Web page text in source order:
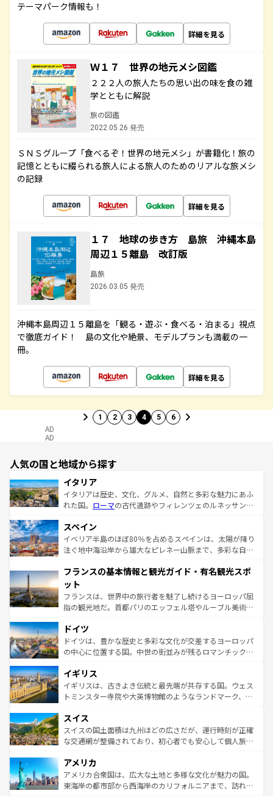
テーマパーク情報も！
詳細を見る
Ｗ１７ 世界の地元メシ図鑑
２２２人の旅人たちの思い出の味を食の雑
学とともに解説
旅の図鑑
2022.05.26 発売
ＳＮＳグループ「食べるぞ！世界の地元メシ」が書籍化！旅の
記憶とともに綴られる旅人による旅人のためのリアルな旅メシ
の記録
詳細を見る
１７ 地球の歩き方 島旅 沖縄本島
周辺１５離島 改訂版
島旅
2026.03.05 発売
沖縄本島周辺１５離島を「観る・遊ぶ・食べる・泊まる」視点
で徹底ガイド！ 島の文化や絶景、モデルプランも満載の一
冊。
詳細を見る
1 2 3 4 5 6
AD
AD
人気の国と地域から探す
イタリア
イタリアは歴史、文化、グルメ、自然と多彩な魅力にあふ
れた国。 ローマの古代遺跡やフィレンツェのルネッサンス
ろん、トスカーナの美しい田園風景やアマルフィ海岸の絶
景など、自然景観も見逃せない。観光の合間には、本場の
ピザやパスタなど、絶品のイタリア料理を堪能することも
ませてくれるイタリアで、忘れられない旅をしてみよう！
なお、新着のイタリア情報は
しい。
スペイン
イベリア半島のほぼ80％を占めるスペインは、太陽が降り
注ぐ地中海沿岸から雄大なピレネー山脈まで、多彩な自然
文化が根付くこの国では、情熱的なフラメンコ、熱気あふ
れる闘牛、そして美味しいタパスが生活の一部となってい
る。首都マドリードの洗練された雰囲気や、バルセロナの
アートに溢れた街角から、地方では古代ローマ遺跡や中世
せる。地方によって風土や気候が異なるスペインはその個
性で訪れる人を魅了する。 なお、新着のスペイン情報は コ
ンテンツ一覧を参照してほしい。
フランスの基本情報と観光ガイド・有名観光スポ
ット
フランスは、世界中の旅行者を魅了し続けるヨーロッパ屈
指の観光地だ。首都パリのエッフェル塔やルーブル美術館
で、幅広い魅力が詰まっている。華麗な宮殿、歴史的な大
聖堂、美しいビーチ、そして豊かな自然が、訪れる者を心
から魅了する。また、フランスは美食の国としても知ら
いる。シャンパンの発祥地であるランス、プロヴァンスの
香り高いラベンダー畑など、多彩な楽しみ方が可能だ。さ
らに、パリ以外の地域にも魅力が溢れており、どの街角に
れる地方に足を運ぶとそれぞれで全く異なる文化を体験で
きるだろう。 なお、新着のフランス情報はコンテンツ一覧
を参照してほしい。
ドイツ
ドイツは、豊かな歴史と多彩な文化が交差するヨーロッパ
の中心に位置する国。中世の街並みが残るロマンチック街
顔を持つこの国は、どこを歩いても飽きることがない。ベ
ルリンの文化的活気、バイエルン州のアルプスの絶景、そ
してライン川沿いのワイン畑といった風景は必見。ビール
は、お酒好きな人にはぜひ体験してほしい。 なお、新着の
ドイツ情報はコンテンツ一覧を参照してほしい。
イギリス
イギリスは、古きよき伝統と最先端が共存する国。ウェス
トミンスター寺院や大英博物館のようなランドマーク、歴
リアごとに異なる魅力がある。また、優雅なアフタヌーン
ティー、ビール好きにはたまらない英国パブ、サッカー観
戦など、本場だからこそできる体験も豊富。イギリスを旅
ンツ一覧を参照してほしい。
スイス
スイスの国土面積は九州ほどの広さだが、運行時刻が正確
な交通網が整備されており、初心者でも安心して個人旅行
の建物がそのまま残る町や、スイスならではのユニークな
博物館もあり、アルプス観光だけでなく町歩きも満喫する
ことができる。国民の所得が高いため物価も高いが、旅行
アメリカ
アメリカ合衆国は、広大な土地と多様な文化が魅力の国。
東海岸の都市部から西海岸のカリフォルニアまで、訪れる